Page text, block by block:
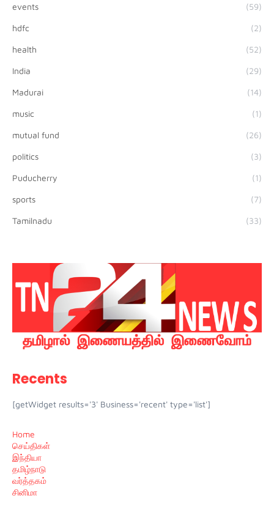
events (59)
hdfc (2)
health (52)
India (29)
Madurai (14)
music (1)
mutual fund (26)
politics (3)
Puducherry (1)
sports (7)
Tamilnadu (33)
Recents
[getWidget results='3' Business='recent' type='list']
Home
செய்திகள்
இந்தியா
தமிழ்நாடு
வர்த்தகம்
சினிமா